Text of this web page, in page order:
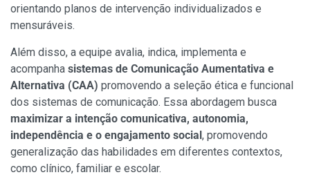
orientando planos de intervenção individualizados e
mensuráveis.
Além disso, a equipe avalia, indica, implementa e
acompanha sistemas de Comunicação Aumentativa e
Alternativa (CAA) promovendo a seleção ética e funcional
dos sistemas de comunicação. Essa abordagem busca
maximizar a intenção comunicativa, autonomia,
independência e o engajamento social, promovendo
generalização das habilidades em diferentes contextos,
como clínico, familiar e escolar.